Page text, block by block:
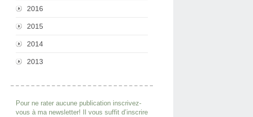
2016
2015
2014
2013
Pour ne rater aucune publication inscrivez-
vous à ma newsletter! Il vous suffit d’inscrire